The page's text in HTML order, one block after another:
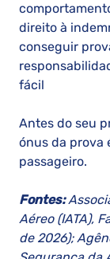
direito à
conseguir
fácil
Antes do seu
ónus da prova
passageiro.
Fontes:
Aéreo (IATA),
de 2026);